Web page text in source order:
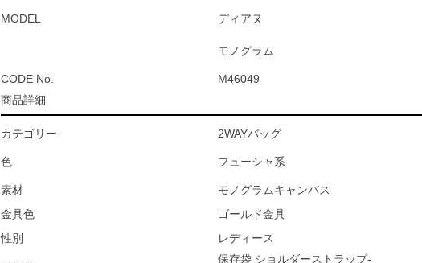
MODEL ディアヌ
モノグラム
CODE No.
M46049
商品詳細
カテゴリー 2WAYバッグ
色 フューシャ系
素材
モノグラムキャンバス
金具色
ゴールド金具
性別
レディース
保存袋 ショルダーストラップ-